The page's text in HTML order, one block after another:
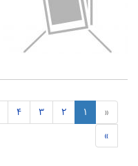
«
1
2
3
4
»